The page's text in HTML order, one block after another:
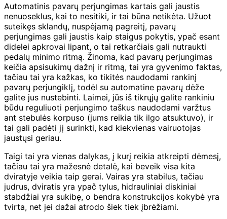
Automatinis pavarų perjungimas kartais gali jaustis
nenuoseklus, kai to nesitiki, ir tai būna netikėta. Užuot
suteikęs sklandų, nuspėjamą pagreitį, pavarų
perjungimas gali jaustis kaip staigus pokytis, ypač esant
didelei apkrovai lipant, o tai retkarčiais gali nutraukti
pedalų minimo ritmą. Žinoma, kad pavarų perjungimas
keičia apsisukimų dažnį ir ritmą, tai yra gyvenimo faktas,
tačiau tai yra kažkas, ko tikitės naudodami rankinį
pavarų perjungiklį, todėl su automatine pavarų dėže
galite jus nustebinti. Laimei, jūs iš tikrųjų galite rankiniu
būdu reguliuoti perjungimo taškus naudodami varžtus
ant stebulės korpuso (jums reikia tik ilgo atsuktuvo), ir
tai gali padėti jį surinkti, kad kiekvienas vairuotojas
jaustųsi geriau.
Taigi tai yra vienas dalykas, į kurį reikia atkreipti dėmesį,
tačiau tai yra mažesnė detalė, kai beveik visa kita
dviratyje veikia taip gerai. Vairas yra stabilus, tačiau
judrus, dviratis yra ypač tylus, hidrauliniai diskiniai
stabdžiai yra sukibę, o bendra konstrukcijos kokybė yra
tvirta, net jei dažai atrodo šiek tiek įbrėžiami.